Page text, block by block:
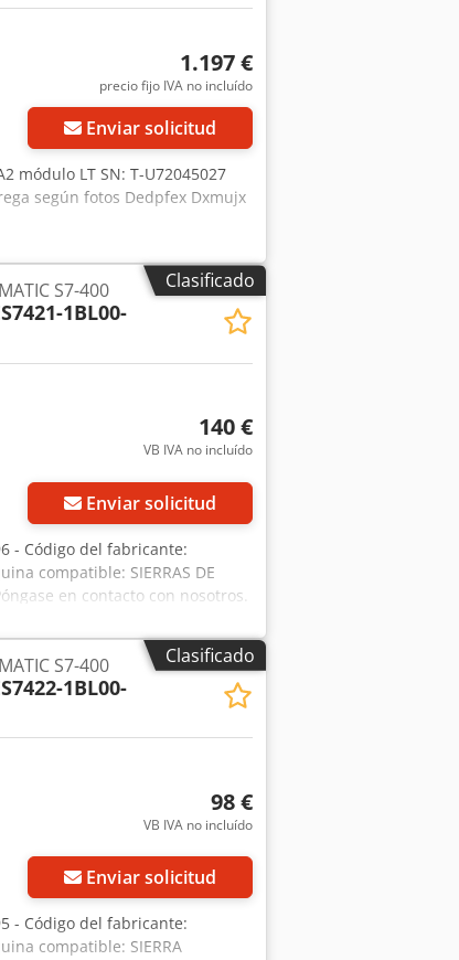
1.197 €
precio fijo IVA no incluído
Enviar solicitud
módulo LT SN: T-U72045027
según fotos Dedpfex Dxmujx
Clasificado
S7-400
1BL00-
140 €
VB IVA no incluído
Enviar solicitud
- Código del fabricante:
compatible: SIERRAS DE
en contacto con nosotros.
Clasificado
S7-400
1BL00-
98 €
VB IVA no incluído
Enviar solicitud
- Código del fabricante:
compatible: SIERRA